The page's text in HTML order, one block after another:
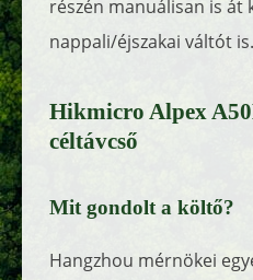
részén manuálisan is át
nappali/éjszakai váltót is.
Hikmicro Alpex
céltávcső
Mit gondolt a költő?
Hangzhou mérnökei